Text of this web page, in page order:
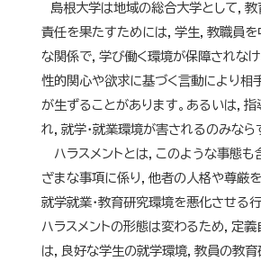
島根大学は地域の総合大学として，教
責任を果たすためには，学生，教職員
な関係で，学び働く環境が保障されな
性的関心や欲求に基づく言動により相
が生ずることがあります。あるいは，
れ，就学・就業環境が害されるのみな
ハラスメントとは，このような事態も
ざまな事項に係り，他者の人格や尊厳
就学就業・教育研究環境を悪化させる
ハラスメントの形態は変わるため，定
は，良好な学生の就学環境，教員の教